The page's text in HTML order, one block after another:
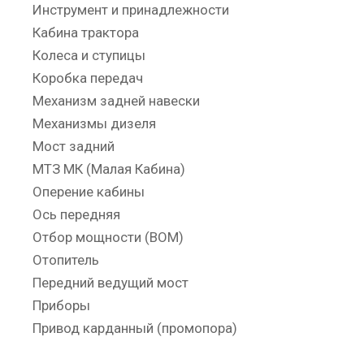
Инструмент и принадлежности
Кабина трактора
Колеса и ступицы
Коробка передач
Механизм задней навески
Механизмы дизеля
Мост задний
МТЗ МК (Малая Кабина)
Оперение кабины
Ось передняя
Отбор мощности (ВОМ)
Отопитель
Передний ведущий мост
Приборы
Привод карданный (промопора)